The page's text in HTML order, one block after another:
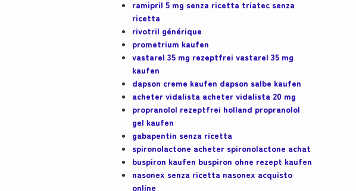
ramipril 5 mg senza ricetta triatec senza
ricetta
rivotril générique
prometrium kaufen
vastarel 35 mg rezeptfrei vastarel 35 mg
kaufen
dapson creme kaufen dapson salbe kaufen
acheter vidalista acheter vidalista 20 mg
propranolol rezeptfrei holland propranolol
gel kaufen
gabapentin senza ricetta
spironolactone acheter spironolactone achat
buspiron kaufen buspiron ohne rezept kaufen
nasonex senza ricetta nasonex acquisto
online